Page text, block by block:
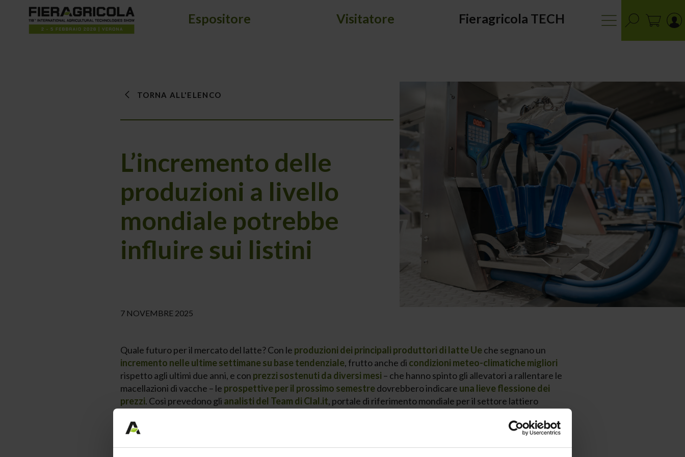
Espositore Visitatore Fieragricola TECH
TORNA ALL'ELENCO
L’incremento delle
produzioni a livello
mondiale potrebbe
influire sui listini
7 NOVEMBRE 2025
Quale futuro per il mercato del latte? Con le produzioni dei principali produttori di latte Ueche segnano un
incremento nelle ultime settimane su base tendenziale, frutto anche di condizioni meteo-climatiche migliori
rispetto agli ultimi due anni, e con prezzi sostenuti da diversi mesi – che hanno spinto gli allevatori a rallentare le
macellazioni di vacche – le prospettive per il prossimo semestredovrebbero indicare una lieve flessione dei
prezzi. Così prevedono gli analisti del Team di Clal.it, portale di riferimento mondiale per il settore lattiero
Latendenza all’incremento delle produzioni
principali paesi esportatori di latte,
burro, polveri e formaggi(Australia, Argentina, Bielorussia, Cile, Nuova Zelanda, Unione europea, Usa,